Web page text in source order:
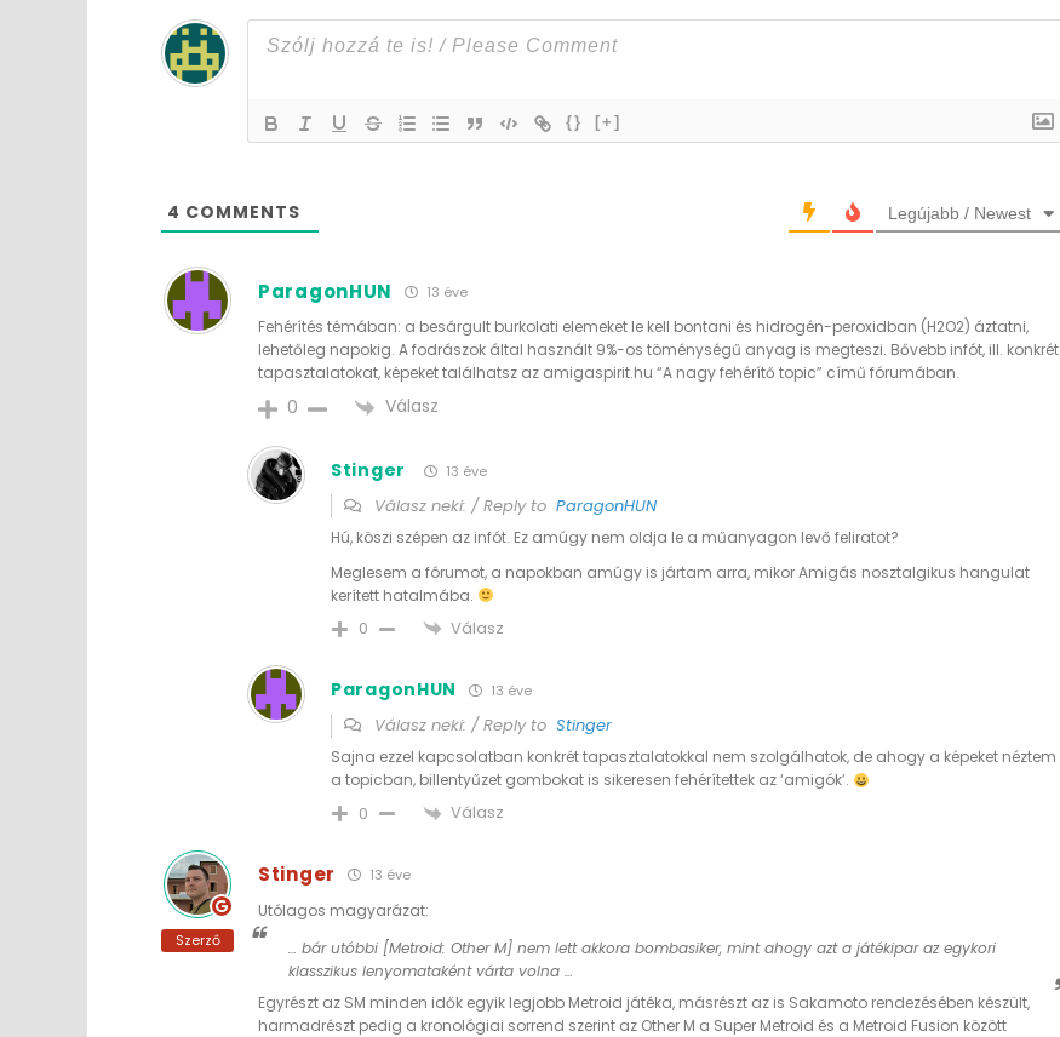
{} [+]
4 COMMENTS Legújabb / Newest
ParagonHUN 13 éve
Fehérítés témában: a besárgult burkolati elemeket le kell bontani és hidrogén-peroxidban (H2O2) áztatni,
lehetőleg napokig. A fodrászok által használt 9%-os töménységű anyag is megteszi. Bővebb infót, ill. konkrét
tapasztalatokat, képeket találhatsz az amigaspirit.hu “A nagy fehérítő topic” című fórumában.
0 Válasz
Stinger 13 éve
Válasz neki: / Reply to ParagonHUN
Hú, köszi szépen az infót. Ez amúgy nem oldja le a műanyagon levő feliratot?
Meglesem a fórumot, a napokban amúgy is jártam arra, mikor Amigás nosztalgikus hangulat
kerített hatalmába.
0 Válasz
ParagonHUN 13 éve
Válasz neki: / Reply to Stinger
Sajna ezzel kapcsolatban konkrét tapasztalatokkal nem szolgálhatok, de ahogy a képeket néztem
a topicban, billentyűzet gombokat is sikeresen fehérítettek az ‘amigók’.
0 Válasz
Szerző
Stinger 13 éve
Utólagos magyarázat:
… bár utóbbi [Metroid: Other M] nem lett akkora bombasiker, mint ahogy azt a játékipar az egykori
klasszikus lenyomataként várta volna …
Egyrészt az SM minden idők egyik legjobb Metroid játéka, másrészt az is Sakamoto rendezésében készült,
harmadrészt pedig a kronológiai sorrend szerint az Other M a Super Metroid és a Metroid Fusion között